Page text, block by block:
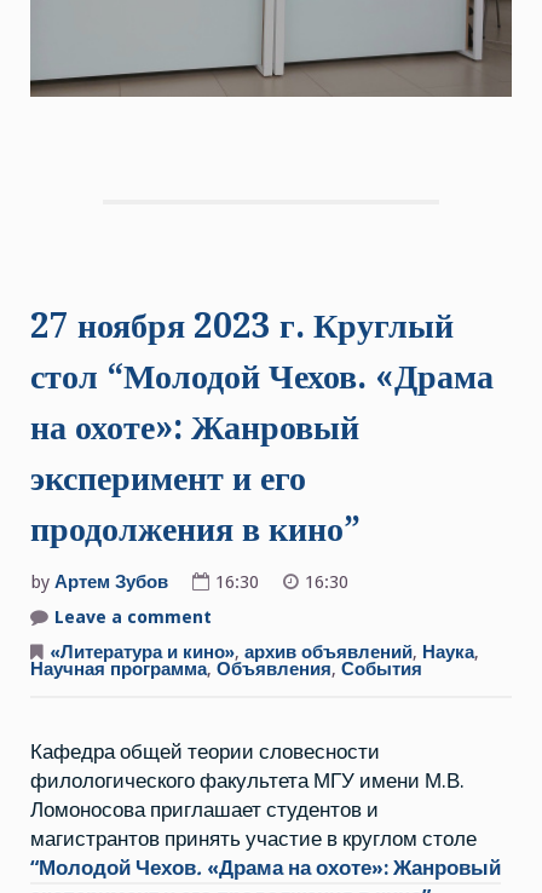
27 ноября 2023 г. Круглый
стол “Молодой Чехов. «Драма
на охоте»: Жанровый
эксперимент и его
продолжения в кино”
by Артем Зубов 16:30
16:30
Leave a comment
ноября
2023
Чехов.
«Драма
на
охоте»:
Жанровый
эксперимент
его
продолжения
«Литература и кино», архив объявлений, Наука,
Научная программа, Объявления, События
Кафедра общей теории словесности
филологического факультета МГУ имени М.В.
Ломоносова приглашает студентов и
магистрантов принять участие в круглом столе
“Молодой Чехов. «Драма на охоте»: Жанровый